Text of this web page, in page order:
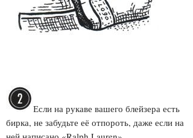
Если на рукаве вашего блейзера есть
бирка, не забудьте её отпороть, даже если на